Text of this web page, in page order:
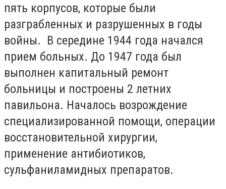
пять корпусов, которые были
разграбленных и разрушенных в годы
войны. В середине 1944 года начался
прием больных. До 1947 года был
выполнен капитальный ремонт
больницы и построены 2 летних
павильона. Началось возрождение
специализированной помощи, операции
восстановительной хирургии,
применение антибиотиков,
сульфаниламидных препаратов.